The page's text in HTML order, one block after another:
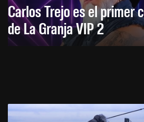
Carlos Trejo es el primer
de La Granja VIP 2